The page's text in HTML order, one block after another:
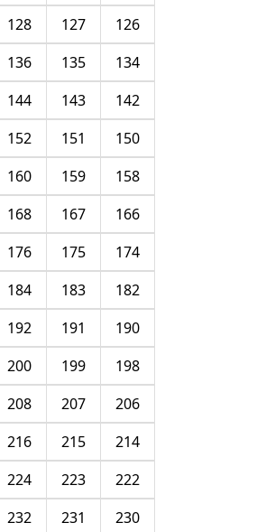
126
127
128
134
135
136
142
143
144
150
151
152
158
159
160
166
167
168
174
175
176
182
183
184
190
191
192
198
199
200
206
207
208
214
215
216
222
223
224
230
231
232